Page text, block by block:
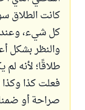
كانت الطلاق
كل شيء،
والنظر بشكل
طلاقًا؛ لأنه
فعلت كذا
صراحة أو